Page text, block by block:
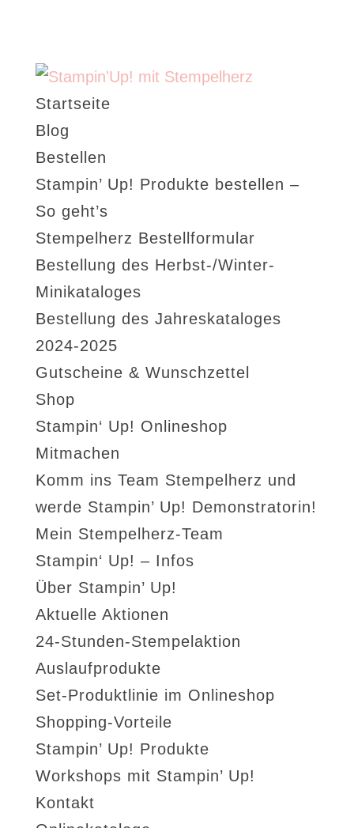
Startseite
Blog
Bestellen
Stampin’ Up! Produkte bestellen –
So geht’s
Stempelherz Bestellformular
Bestellung des Herbst-/Winter-
Minikataloges
Bestellung des Jahreskataloges
2024-2025
Gutscheine & Wunschzettel
Shop
Stampin‘ Up! Onlineshop
Mitmachen
Komm ins Team Stempelherz und
werde Stampin’ Up! Demonstratorin!
Mein Stempelherz-Team
Stampin‘ Up! – Infos
Über Stampin’ Up!
Aktuelle Aktionen
24-Stunden-Stempelaktion
Auslaufprodukte
Set-Produktlinie im Onlineshop
Shopping-Vorteile
Stampin’ Up! Produkte
Workshops mit Stampin’ Up!
Kontakt